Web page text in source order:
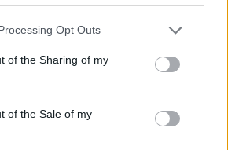
website/app uses one or more Google
or usage behaviour. You may click to
to Google and its third-party tags to
specified purposes in below Google
Opt Outs
of the Sharing of my
of the Sale of my
Conforti
ha seguito il lancio di una
in un incontro al Centro
nel settore fintech. Analista
un dettaglio biografico:
un registro delle prime pitch a cui ha